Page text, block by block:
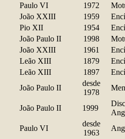
Paulo VI 1972
João XXIII 1959
Pio XII 1954
João Paulo II 1998
João XXIII 1961
Leão XIII 1879
Leão XIII 1897
João Paulo II
desde
1978
João Paulo II 1999
Paulo VI
desde
1963